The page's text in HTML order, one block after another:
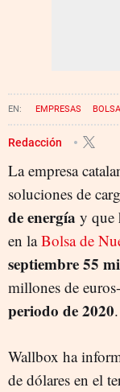
EMPRESAS BOLSA
Redacción
La empresa
soluciones de
de energía y que
en laBolsa de
septiembre 55
millones de
periodo de 2020.
Wallbox ha
de dólares en el